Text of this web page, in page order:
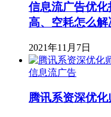
信息流广告优
高、空耗怎么解
2021年11月7日
信息流广告
腾讯系资深优